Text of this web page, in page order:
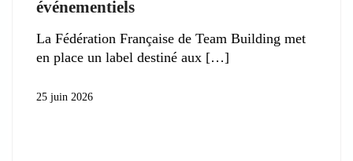
événementiels
La Fédération Française de Team Building met
en place un label destiné aux
25 juin 2026